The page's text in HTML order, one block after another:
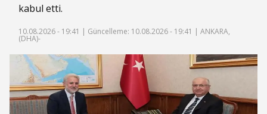
kabul etti.
10.08.2026 - 19:41 | Güncelleme: 10.08.2026 - 19:41 | ANKARA,
(DHA)-